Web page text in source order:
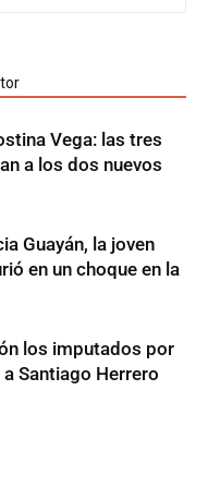
Vega: las tres
a los dos nuevos
Guayán, la joven
en un choque en la
los imputados por
Santiago Herrero